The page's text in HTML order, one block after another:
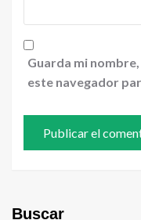
Guarda mi
este navegador
Buscar